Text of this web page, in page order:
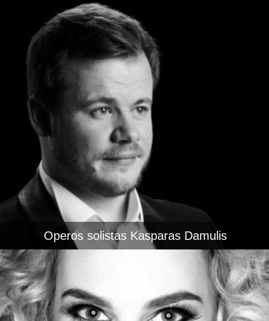
Operos solistas Kasparas Damulis